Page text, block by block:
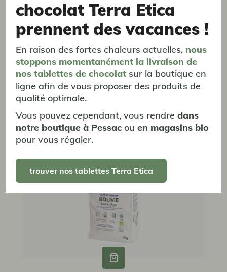
Guatemala Grains 1Kg
Terroir Huehuetenango
Notes de noix & amande grillée - 1kg
30,29 €
promotion Café de Terroir
promotion Café de Terroir
chocolat Terra Etica
prennent des vacances !
En raison des fortes chaleurs actuelles, nous
stoppons momentanément la livraison de
nos tablettes de chocolat sur la boutique en
ligne afin de vous proposer des produits de
qualité optimale.
Vous pouvez cependant, vous rendredans
notre boutique à Pessac ouen magasins bio
pour vous régaler.
trouver nos tablettes Terra Etica